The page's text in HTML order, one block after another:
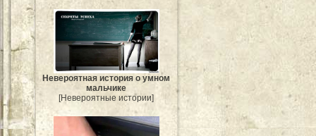
Невероятная история о умном
мальчике
[Невероятные истории]